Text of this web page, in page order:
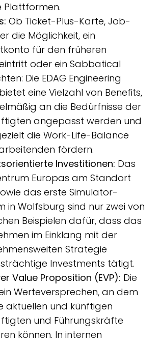
Plattformen.
Ob Ticket-Plus-Karte, Job-
die Möglichkeit, ein
für den früheren
oder ein Sabbatical
Die EDAG Engineering
eine Vielzahl von Benefits,
an die Bedürfnisse der
angepasst werden und
die Work-Life-Balance
fördern.
Investitionen: Das
Europas am Standort
das erste Simulator-
in Wolfsburg sind nur zwei von
Beispielen dafür, dass das
im Einklang mit der
Strategie
Investments tätigt.
Value Proposition (EVP): Die
ein Werteversprechen, an dem
aktuellen und künftigen
und Führungskräfte
können. In internen